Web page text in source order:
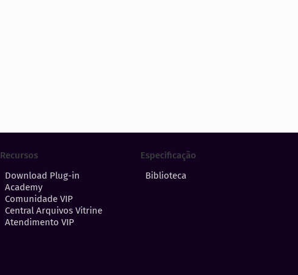
Recursos
Download Plug-in
Academy
Comunidade VIP
Central Arquivos Vitrine
Atendimento VIP
Especificação
Biblioteca